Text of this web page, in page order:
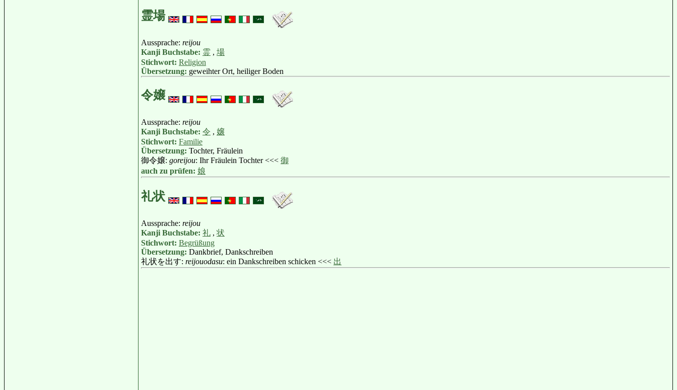
霊場
Aussprache: reijou
Kanji Buchstabe: 霊 , 場
Stichwort: Religion
Übersetzung: geweihter Ort, heiliger Boden
令嬢
Aussprache: reijou
Kanji Buchstabe: 令 , 嬢
Stichwort: Familie
Übersetzung: Tochter, Fräulein
御令嬢: goreijou: Ihr Fräulein Tochter <<< 御
auch zu prüfen: 娘
礼状
Aussprache: reijou
Kanji Buchstabe: 礼 , 状
Stichwort: Begrüßung
Übersetzung: Dankbrief, Dankschreiben
礼状を出す: reijouodasu: ein Dankschreiben schicken <<< 出